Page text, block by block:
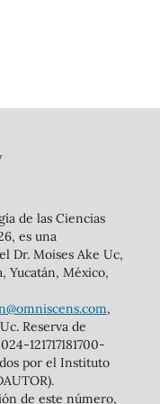
de las Ciencias
es una
Dr. Moises Ake Uc,
Yucatán, México,
,
Reserva de
121717181700-
por el Instituto
de este número,